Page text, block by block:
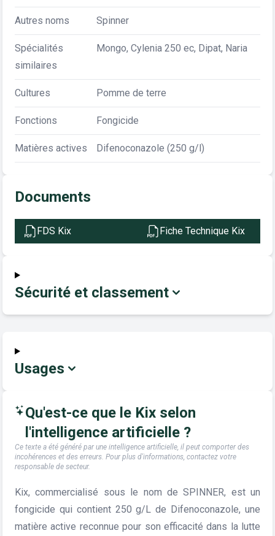
Autres noms Spinner
Spécialités
similaires
Mongo, Cylenia 250 ec, Dipat, Naria
Cultures Pomme de terre
Fonctions Fongicide
Matières actives Difenoconazole (250 g/l)
Documents
FDS Kix Fiche Technique Kix
Sécurité et classement
Usages
Qu'est-ce que le Kix selon
l'intelligence artificielle ?
Ce texte a été généré par une intelligence artificielle, il peut comporter des
incohérences et des erreurs. Pour plus d'informations, contactez votre
responsable de secteur.
Kix, commercialisé sous le nom de SPINNER, est un
fongicide qui contient 250 g/L de Difenoconazole, une
matière active reconnue pour son efficacité dans la lutte